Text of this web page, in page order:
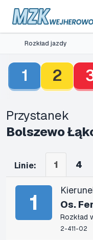
Rozkład jazdy
1 2
Przystanek
Bolszewo
Linie: 1 4
1
Os.
Rozkład
2-411-02